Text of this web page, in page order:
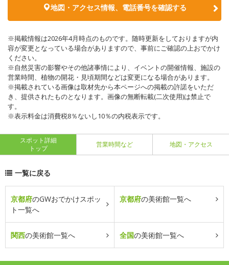
地図・アクセス情報、電話番号を確認する
※掲載情報は2026年4月時点のものです。随時更新をしておりますが内
容が変更となっている場合がありますので、事前にご確認の上おでかけ
ください。
※自然災害の影響やその他諸事情により、イベントの開催情報、施設の
営業時間、植物の開花・見頃期間などは変更になる場合があります。
※掲載されている画像は取材先から本ページへの掲載の許諾をいただ
き、提供されたものとなります。画像の無断転載(二次使用)は禁止で
す。
※表示料金は消費税8％ないし10％の内税表示です。
スポット詳細
トップ
営業時間など 地図・アクセス
一覧に戻る
京都府のGWおでかけスポッ
ト一覧へ
京都府の美術館一覧へ
関西の美術館一覧へ 全国の美術館一覧へ